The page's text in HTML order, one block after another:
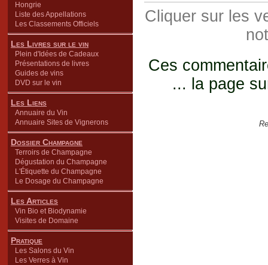
Hongrie
Liste des Appellations
Les Classements Officiels
Les Livres sur le vin
Plein d'Idées de Cadeaux
Présentations de livres
Guides de vins
DVD sur le vin
Les Liens
Annuaire du Vin
Annuaire Sites de Vignerons
Dossier Champagne
Terroirs de Champagne
Dégustation du Champagne
L'Étiquette du Champagne
Le Dosage du Champagne
Les Articles
Vin Bio et Biodynamie
Visites de Domaine
Pratique
Les Salons du Vin
Les Verres à Vin
Cliquer sur les
Ces
... la page